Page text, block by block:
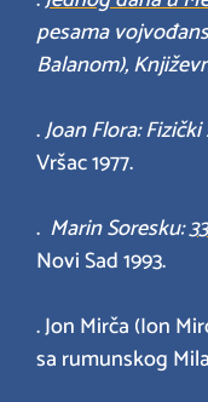
pesama
Balanom),
.Joan Flora:
Vršac 1977.
. Marin Soresku:
Novi Sad 1993.
. Jon Mirča (Ion
sa rumunskog